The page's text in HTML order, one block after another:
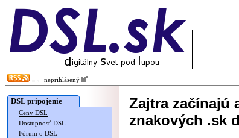
neprihlásený
DSL pripojenie
Ceny DSL
Dostupnosť DSL
Fórum o DSL
Zajtra začínajú
znakových .sk